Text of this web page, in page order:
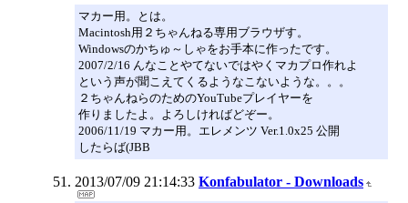
マカー用。とは。
Macintosh用２ちゃんねる専用ブラウザす。
Windowsのかちゅ～しゃをお手本に作ったです。
2007/2/16 んなことやてないではやくマカプロ作れよ
という声が聞こえてくるようなこないような。。。
２ちゃんねらのためのYouTubeプレイヤーを
作りましたよ。よろしければどぞー。
2006/11/19 マカー用。エレメンツ Ver.1.0x25 公開
したらば(JBB
2013/07/09 21:14:33 Konfabulator - Downloads